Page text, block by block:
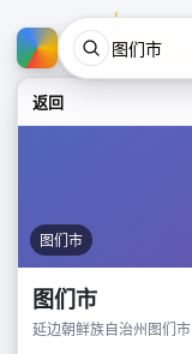
返回
图们市
图们市
延边朝鲜族自治州图们市